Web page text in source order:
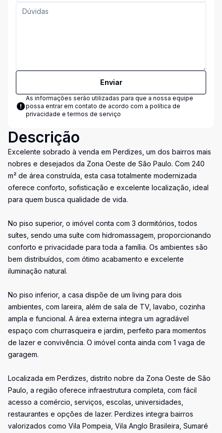
Enviar
As informações serão utilizadas para que a nossa equipe
possa entrar em contato de acordo com a política de
privacidade e termos de serviço
Descrição
Excelente sobrado à venda em Perdizes, um dos bairros mais
nobres e desejados da Zona Oeste de São Paulo. Com 240
m² de área construída, esta casa totalmente modernizada
oferece conforto, sofisticação e excelente localização, ideal
para quem busca qualidade de vida.
No piso superior, o imóvel conta com 3 dormitórios, todos
suítes, sendo uma suíte com hidromassagem, proporcionando
conforto e privacidade para toda a família. Os ambientes são
bem distribuídos, com ótimo acabamento e excelente
iluminação natural.
No piso inferior, a casa dispõe de um living para dois
ambientes, com lareira, além de sala de TV, lavabo, cozinha
ampla e funcional. A área externa integra um agradável
espaço com churrasqueira e jardim, perfeito para momentos
de lazer e convivência. O imóvel conta ainda com 1 vaga de
garagem.
Localizada em Perdizes, distrito nobre da Zona Oeste de São
Paulo, a região oferece infraestrutura completa, com fácil
acesso a comércio, serviços, escolas, universidades,
restaurantes e opções de lazer. Perdizes integra bairros
valorizados como Vila Pompeia, Vila Anglo Brasileira, Sumaré